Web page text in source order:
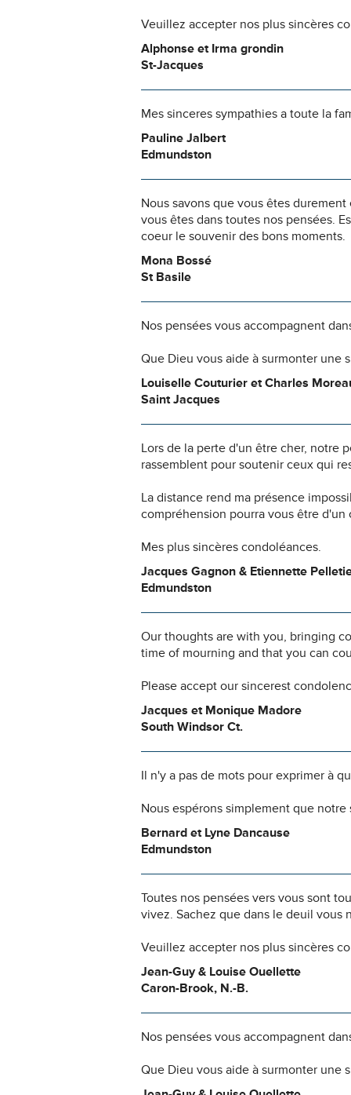
Veuillez accepter nos plus sincères
Alphonse et Irma grondin
St-Jacques
Mes sinceres sympathies a toute la
Pauline Jalbert
Edmundston
Nous savons que vous êtes
vous êtes dans toutes nos pensées.
coeur le souvenir des bons moments.
Mona Bossé
St Basile
Nos pensées vous accompagnent
Que Dieu vous aide à surmonter une
Louiselle Couturier et Charles
Saint Jacques
Lors de la perte d'un être cher, notre
rassemblent pour soutenir ceux qui
La distance rend ma présence
compréhension pourra vous être d'un
Mes plus sincères condoléances.
Jacques Gagnon & Etiennette
Edmundston
Our thoughts are with you, bringing
time of mourning and that you can
Please accept our sincerest
Jacques et Monique Madore
South Windsor Ct.
Il n'y a pas de mots pour exprimer à
Nous espérons simplement que
Bernard et Lyne Dancause
Edmundston
Toutes nos pensées vers vous sont
vivez. Sachez que dans le deuil vous
Veuillez accepter nos plus sincères
Jean-Guy & Louise Ouellette
Caron-Brook, N.-B.
Nos pensées vous accompagnent
Que Dieu vous aide à surmonter une